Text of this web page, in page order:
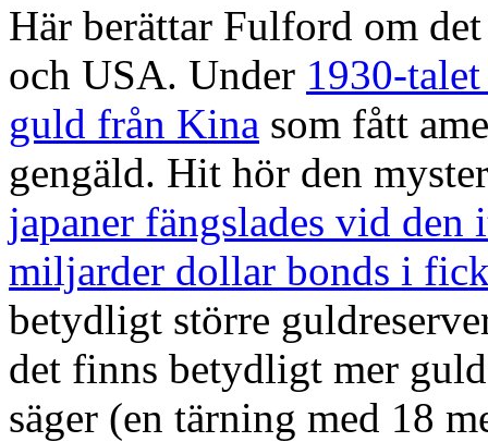
Här berättar Fulford om
och USA. Under 1930-
guld från Kina som fått
gengäld. Hit hör den
japaner fängslades vid den
miljarder dollar bonds i
betydligt större
det finns betydligt mer
säger (en tärning med 18